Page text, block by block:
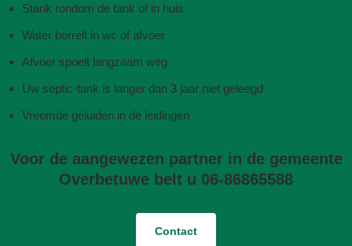
Stank rondom de tank of in huis
Water borrelt in wc of afvoer
Afvoer spoelt langzaam weg
Uw septic-tank is langer dan 3 jaar niet geleegd
Vreemde geluiden in de leidingen
Voor de aangewezen partner in de gemeente
Overbetuwe belt u 06-86865588
Contact